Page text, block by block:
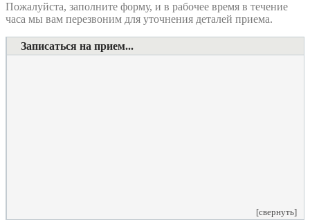
Пожалуйста, заполните форму, и в рабочее время в течение
часа мы вам перезвоним для уточнения деталей приема.
Записаться на прием...
[свернуть]